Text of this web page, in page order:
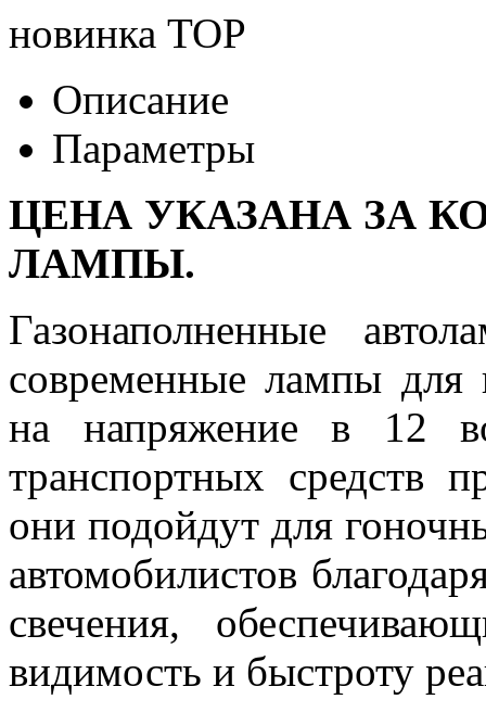
новинка TOP
Описание
Параметры
ЦЕНА УКАЗАНА ЗА
ЛАМПЫ.
Газонаполненные
современные лампы для
на напряжение в 12
транспортных средств
они подойдут для
автомобилистов
свечения,
видимость и быстроту